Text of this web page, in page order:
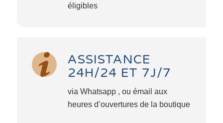
éligibles
ASSISTANCE
24H/24 ET 7J/7
via Whatsapp , ou émail aux
heures d’ouvertures de la boutique